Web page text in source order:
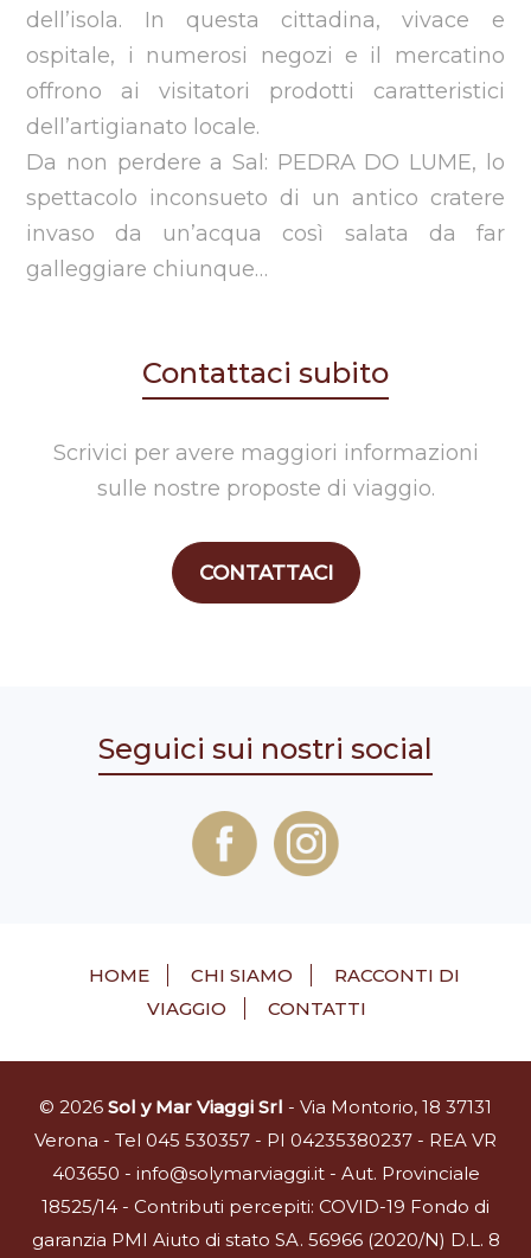
dell’isola. In questa cittadina, vivace e
ospitale, i numerosi negozi e il mercatino
offrono ai visitatori prodotti caratteristici
dell’artigianato locale.
Da non perdere a Sal: PEDRA DO LUME, lo
spettacolo inconsueto di un antico cratere
invaso da un’acqua così salata da far
galleggiare chiunque…
Contattaci subito
Scrivici per avere maggiori informazioni
sulle nostre proposte di viaggio.
CONTATTACI
Seguici sui nostri social
HOME CHI SIAMO
RACCONTI DI
VIAGGIO
CONTATTI
© 2026 Sol y Mar Viaggi Srl - Via Montorio, 18 37131
Verona - Tel 045 530357 - PI 04235380237 - REA VR
403650 - info@solymarviaggi.it - Aut. Provinciale
18525/14 - Contributi percepiti: COVID-19 Fondo di
garanzia PMI Aiuto di stato SA. 56966 (2020/N) D.L. 8